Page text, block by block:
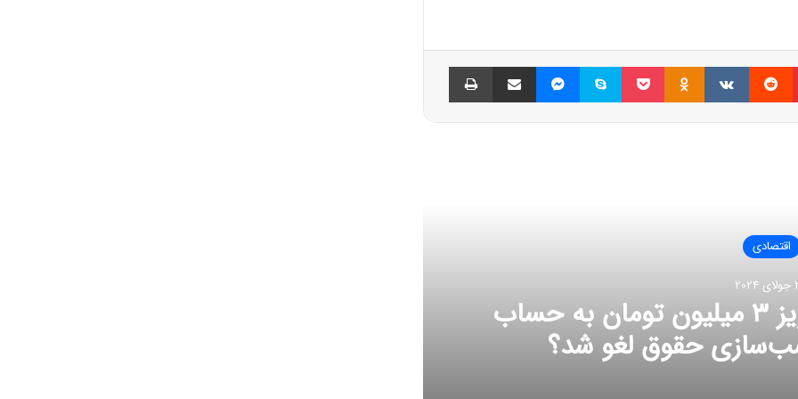
پینتریست Reddit
VKontakte
Odnoklassniki پاکت اسکایپ مسنجر اشتراک گذاری با ایمیل
اقتصادی